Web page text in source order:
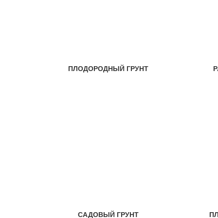
ПЛОДОРОДНЫЙ ГРУНТ
САДОВЫЙ ГРУНТ